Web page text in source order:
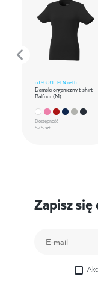
od93,31 PLN netto
Damski organiczny t-shirt
Balfour (M)
Dostępność
575 szt.
Zapisz